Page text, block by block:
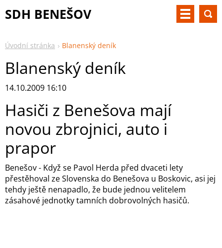
SDH BENEŠOV
Úvodní stránka Blanenský deník
Blanenský deník
14.10.2009 16:10
Hasiči z Benešova mají
novou zbrojnici, auto i
prapor
Benešov - Když se Pavol Herda před dvaceti lety
přestěhoval ze Slovenska do Benešova u Boskovic, asi jej
tehdy ještě nenapadlo, že bude jednou velitelem
zásahové jednotky tamních dobrovolných hasičů.